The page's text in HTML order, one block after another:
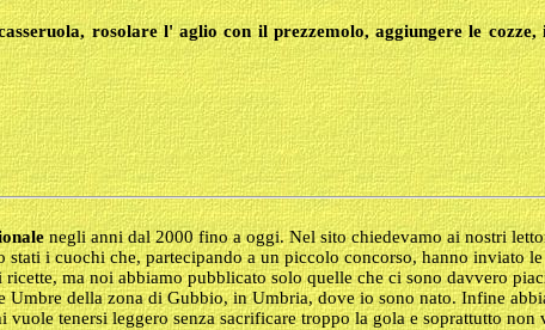
rosolare l' aglio con il prezzemolo, aggiungere le cozze,
negli anni dal 2000 fino a oggi. Nel sito chiedevamo ai nostri
i cuochi che, partecipando a un piccolo concorso, hanno inviato
ma noi abbiamo pubblicato solo quelle che ci sono davvero
della zona di Gubbio, in Umbria, dove io sono nato. Infine
tenersi leggero senza sacrificare troppo la gola e soprattutto non